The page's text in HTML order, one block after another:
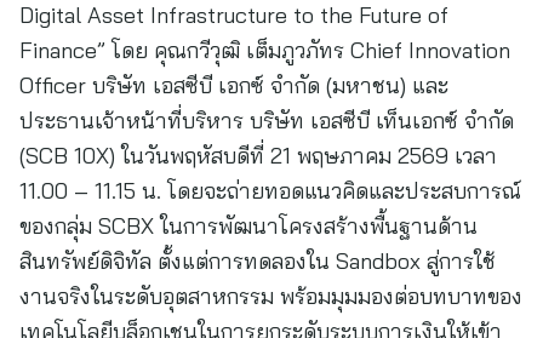
Digital Asset Infrastructure to the Future of
Finance” โดย คุณกวีวุฒิ เต็มภูวภัทร Chief Innovation
Officer บริษัท เอสซีบี เอกซ์ จำกัด (มหาชน) และ
ประธานเจ้าหน้าที่บริหาร บริษัท เอสซีบี เท็นเอกซ์ จำกัด
(SCB 10X) ในวันพฤหัสบดีที่ 21 พฤษภาคม 2569 เวลา
11.00 – 11.15 น. โดยจะถ่ายทอดแนวคิดและประสบการณ์
ของกลุ่ม SCBX ในการพัฒนาโครงสร้างพื้นฐานด้าน
สินทรัพย์ดิจิทัล ตั้งแต่การทดลองใน Sandbox สู่การใช้
งานจริงในระดับอุตสาหกรรม พร้อมมุมมองต่อบทบาทของ
เทคโนโลยีบล็อกเชนในการยกระดับระบบการเงินให้เข้า